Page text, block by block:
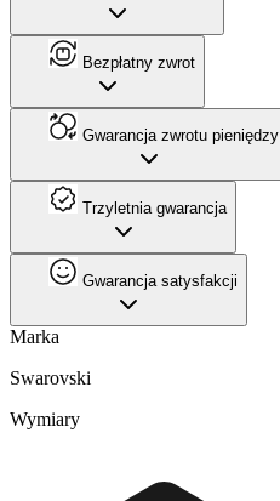
Bezpłatny zwrot
Gwarancja zwrotu pieniędzy
Trzyletnia gwarancja
Gwarancja satysfakcji
Marka
Swarovski
Wymiary